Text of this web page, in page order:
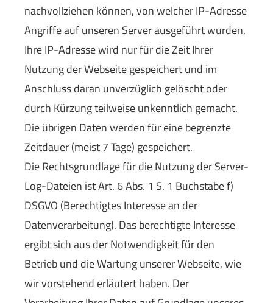
nachvollziehen können, von welcher IP-Adresse
Angriffe auf unseren Server ausgeführt wurden.
Ihre IP-Adresse wird nur für die Zeit Ihrer
Nutzung der Webseite gespeichert und im
Anschluss daran unverzüglich gelöscht oder
durch Kürzung teilweise unkenntlich gemacht.
Die übrigen Daten werden für eine begrenzte
Zeitdauer (meist 7 Tage) gespeichert.
Die Rechtsgrundlage für die Nutzung der Server-
Log-Dateien ist Art. 6 Abs. 1 S. 1 Buchstabe f)
DSGVO (Berechtigtes Interesse an der
Datenverarbeitung). Das berechtigte Interesse
ergibt sich aus der Notwendigkeit für den
Betrieb und die Wartung unserer Webseite, wie
wir vorstehend erläutert haben. Der